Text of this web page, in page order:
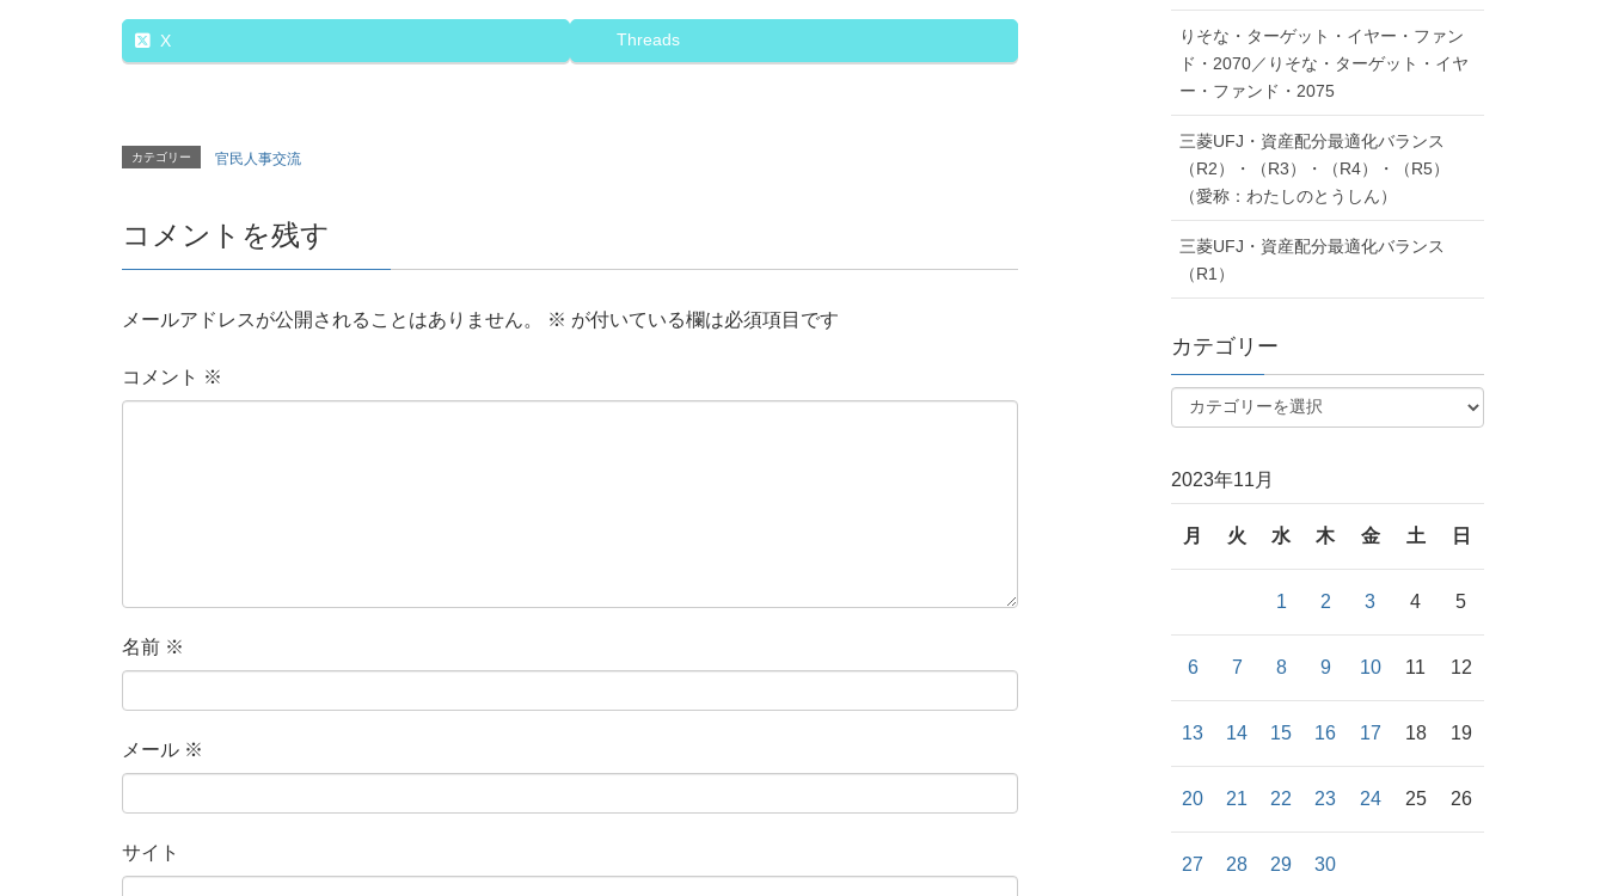
X Threads
カテゴリー 官民人事交流
コメントを残す
メールアドレスが公開されることはありません。 ※ が付いている欄は必須項目です
コメント ※
名前 ※
メール ※
サイト
りそな・ターゲット・イヤー・ファン
ド・2070／りそな・ターゲット・イヤ
ー・ファンド・2075
三菱UFJ・資産配分最適化バランス
（R2）・（R3）・（R4）・（R5）
（愛称：わたしのとうしん）
三菱UFJ・資産配分最適化バランス
（R1）
カテゴリー
2023年11月
月 火 水 木 金 土 日
1 2 3 4 5
6 7 8 9 10 11 12
13 14 15 16 17 18 19
20 21 22 23 24 25 26
27 28 29 30